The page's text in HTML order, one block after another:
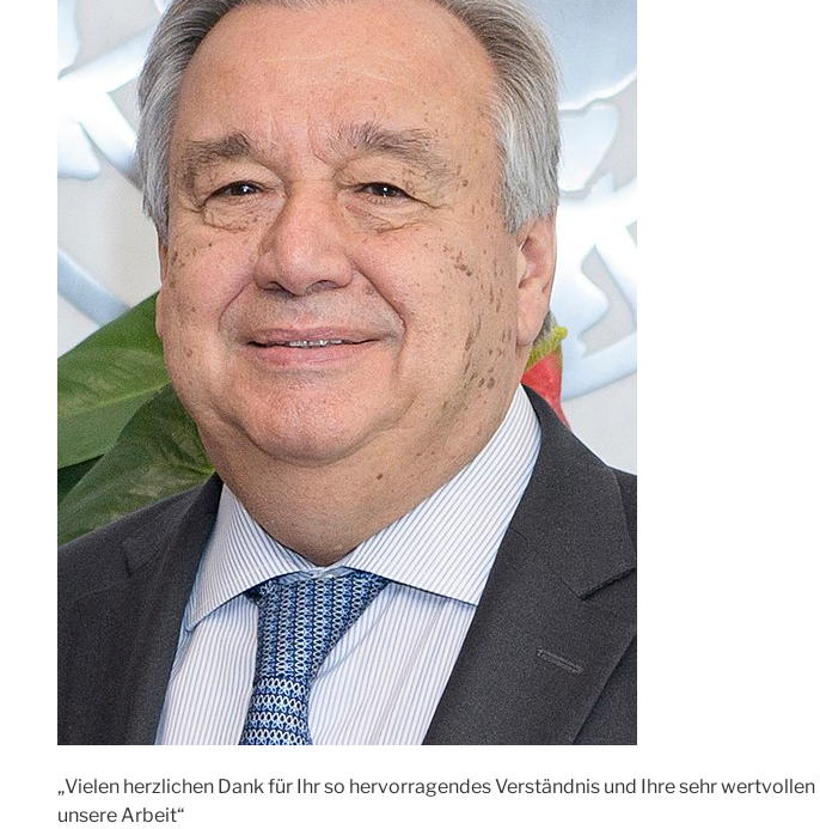
„Vielen herzlichen Dank für Ihr so hervorragendes Verständnis und Ihre sehr
unsere Arbeit“